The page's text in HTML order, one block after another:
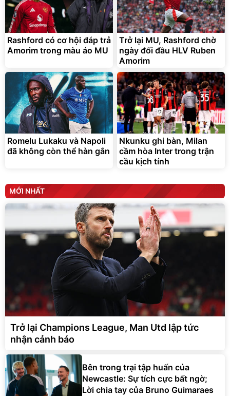
Máy massage cầm tay
chính hãng SMART TREND
450.000đ
440.000
Bán chạy
SMART TREND
Thùng 48 hộp Sữa tươi Tiệt
Trùng Vinamilk Green Farm
110ml
376.358 đ
313.632đ
Deal hot
vinamilk official
Rashford có cơ hội đáp trả
Amorim trong màu áo MU
Trở lại MU, Rashford chờ
ngày đối đầu HLV Ruben
Amorim
Romelu Lukaku và Napoli
đã không còn thể hàn gắn
Nkunku ghi bàn, Milan
cầm hòa Inter trong trận
cầu kịch tính
MỚI NHẤT
Trở lại Champions League, Man Utd lập tức
nhận cảnh báo
Bên trong trại tập huấn của
Newcastle: Sự tích cực bất ngờ;
Lời chia tay của Bruno Guimaraes